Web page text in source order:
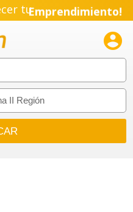
tuEmprendimiento!
